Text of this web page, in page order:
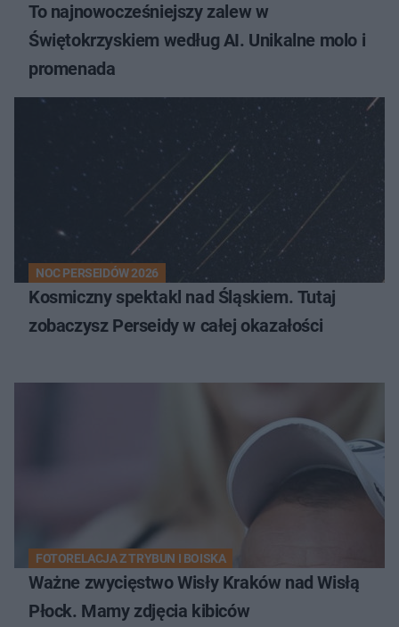
To najnowocześniejszy zalew w
Świętokrzyskiem według AI. Unikalne molo i
promenada
NOC PERSEIDÓW 2026
Kosmiczny spektakl nad Śląskiem. Tutaj
zobaczysz Perseidy w całej okazałości
FOTORELACJA Z TRYBUN I BOISKA
Ważne zwycięstwo Wisły Kraków nad Wisłą
Płock. Mamy zdjęcia kibiców